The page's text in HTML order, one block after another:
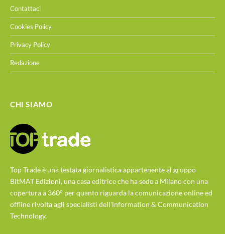
Contattaci
Cookies Policy
Privacy Policy
Redazione
CHI SIAMO
Top Trade è una testata giornalistica appartenente al gruppo
BitMAT Edizioni, una casa editrice che ha sede a Milano con una
copertura a 360° per quanto riguarda la comunicazione online ed
offline rivolta agli specialisti dell'lnformation & Communication
Technology.